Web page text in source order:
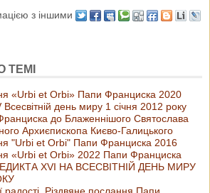
з іншими
«Urbi et Orbi» Папи Франциска 2020
день миру 1 січня 2012 року
до Блаженнішого Святослава
Архиєпископа Києво-Галицького
"Urbi et Orbi" Папи Франциска 2016
«Urbi et Orbi» 2022 Папи Франциска
XVI НА ВСЕСВІТНІЙ ДЕНЬ МИРУ
радості. Різдвяне послання Папи